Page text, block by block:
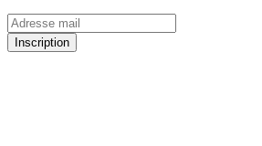
Inscription